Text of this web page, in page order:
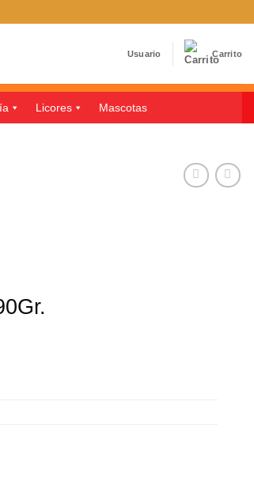
Usuario Carrito
Licores Mascotas